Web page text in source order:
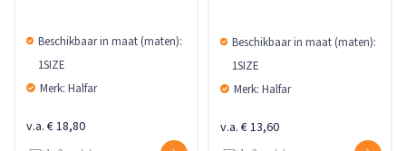
Beschikbaar in maat (maten):
1SIZE
Merk: Halfar
v.a. € 18,80
Beschikbaar in maat (maten):
1SIZE
Merk: Halfar
v.a. € 13,60